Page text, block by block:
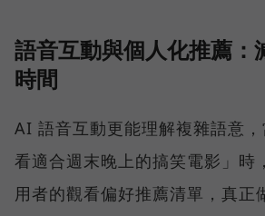
語音互動與個人化推薦：
時間
AI 語音互動更能理解複雜語意
看適合週末晚上的搞笑電影」時
用者的觀看偏好推薦清單，真正